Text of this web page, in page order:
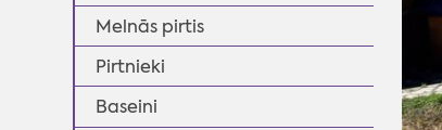
Melnās pirtis
Pirtnieki
Baseini